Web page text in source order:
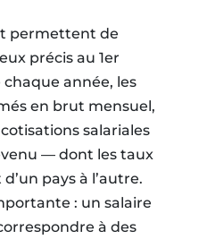
permettent de
précis au 1er
année, les
en brut mensuel,
salariales
— dont les taux
pays à l’autre.
: un salaire
à des